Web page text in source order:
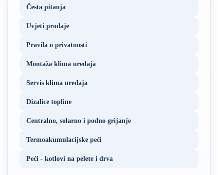
Česta pitanja
Uvjeti prodaje
Pravila o privatnosti
Montaža klima uređaja
Servis klima uređaja
Dizalice topline
Centralno, solarno i podno grijanje
Termoakumulacijske peći
Peći - kotlovi na pelete i drva